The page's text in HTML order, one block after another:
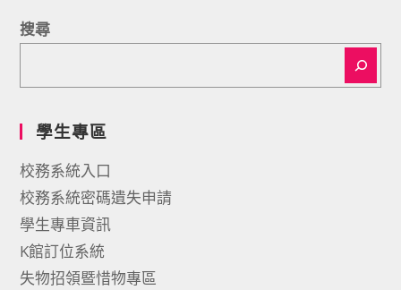
搜尋
學生專區
校務系統入口
校務系統密碼遺失申請
學生專車資訊
K館訂位系統
失物招領暨惜物專區